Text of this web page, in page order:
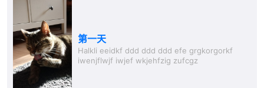
第一天
Halkli eeidkf ddd ddd ddd efe grgkorgorkf
iwenjflwjf iwjef wkjehfzig zufcgz